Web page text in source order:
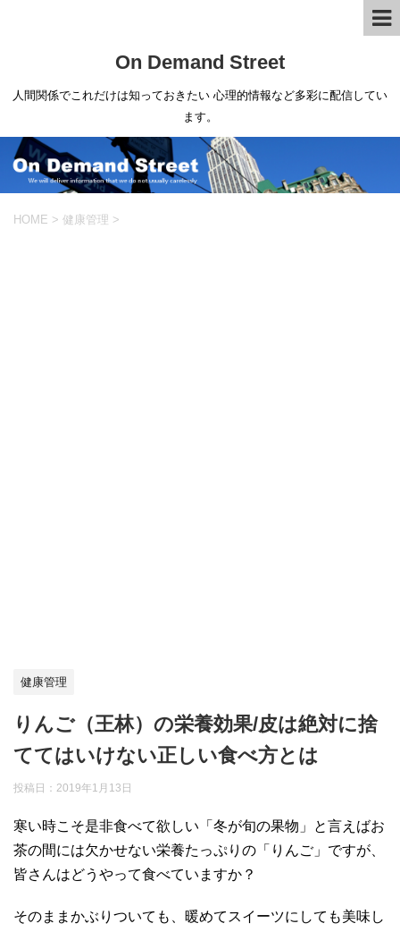
On Demand Street
人間関係でこれだけは知っておきたい 心理的情報など多彩に配信してい
ます。
HOME > 健康管理 >
健康管理
りんご（王林）の栄養効果/皮は絶対に捨
ててはいけない正しい食べ方とは
投稿日： 2019年1月13日
寒い時こそ是非食べて欲しい「冬が旬の果物」と言えばお
茶の間には欠かせない栄養たっぷりの「りんご」ですが、
皆さんはどうやって食べていますか？
そのままかぶりついても、暖めてスイーツにしても美味し